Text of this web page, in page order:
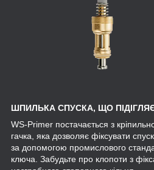
ШПИЛЬКА СПУСКА, ЩО
WS-Primer постачається з
гачка, яка дозволяє фіксувати
за допомогою промислового
ключа. Забудьте про клопоти з